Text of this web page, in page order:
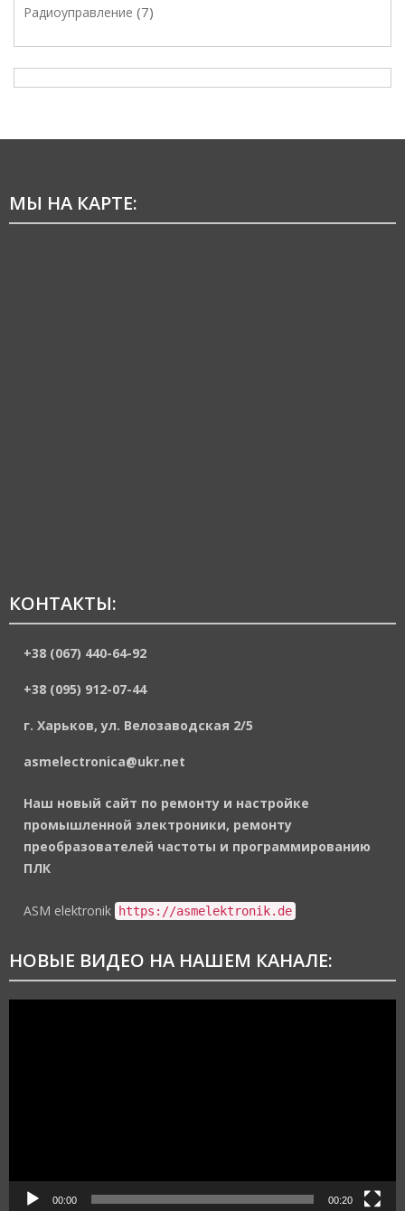
Радиоуправление 7
МЫ НА КАРТЕ:
КОНТАКТЫ:
+38 (067) 440-64-92
+38 (095) 912-07-44
г. Харьков, ул. Велозаводская 2/5
asmelectronica@ukr.net
Наш новый сайт по ремонту и настройке
промышленной электроники, ремонту
преобразователей частоты и программированию
ПЛК
ASM elektronik https://asmelektronik.de
НОВЫЕ ВИДЕО НА НАШЕМ КАНАЛЕ:
00:00 00:20